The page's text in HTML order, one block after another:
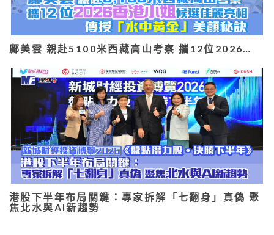
鄺美雲 親赴5100米西藏高山考察 攜12位2026…
港股下半年布局關鍵：專家拆解「七翻身」真偽 聚
焦北水與AI新趨勢